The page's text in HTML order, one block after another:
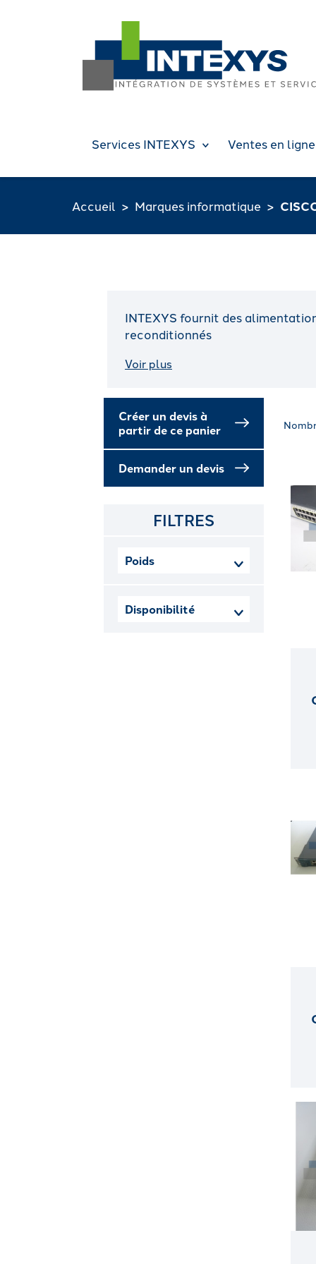
Services INTEXYS Ventes en ligne
Accueil Marques informatique
INTEXYS fournit des
reconditionnés
Voir plus
Créer un devis à
partir de ce panier
Demander un devis
FILTRES
Poids
Disponibilité